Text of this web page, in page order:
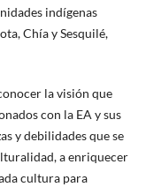
indígenas
Chía y Sesquilé,
la visión que
con la EA y sus
y debilidades que se
a enriquecer
cultura para